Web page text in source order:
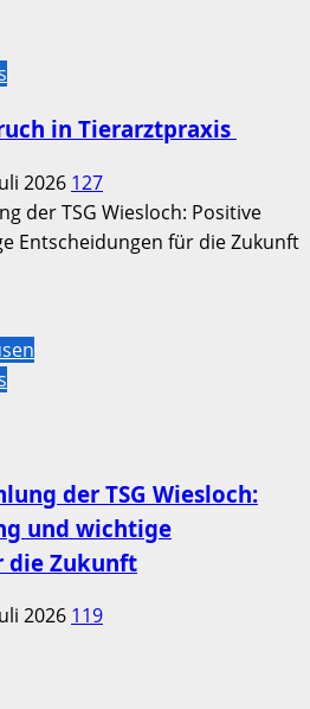
in Tierarztpraxis
2026 127
der TSG Wiesloch:
und wichtige
die Zukunft
2026 119